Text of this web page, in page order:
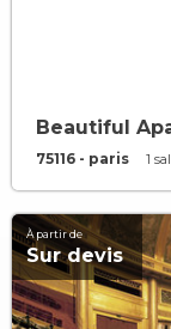
Beautiful
75116 - paris 1
À partir de
Sur devis